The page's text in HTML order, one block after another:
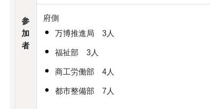
参
加
者
府側
万博推進局 3人
福祉部 3人
商工労働部 4人
都市整備部 7人